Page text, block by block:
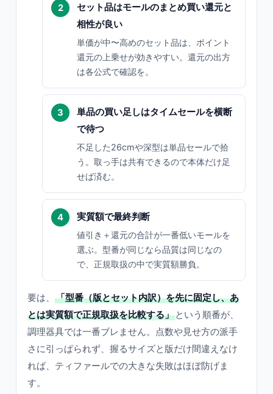
セット品はモールのまとめ買い還元と
相性が良い
単価が中〜高めのセット品は、ポイント
還元の上乗せが効きやすい。還元の出方
は各公式で確認を。
単品の買い足しはタイムセールを横断
で待つ
不足した26cmや深型は単品セールで拾
う。取っ手は共有できるので本体だけ足
せば済む。
実質額で最終判断
値引き＋還元の合計が一番低いモールを
選ぶ。型番が同じなら品質は同じなの
で、正規取扱の中で実質額勝負。
要は、
「型番（版とセット内訳）を先に固定し、あ
とは実質額で正規取扱を比較する」 という順番が、
調理器具では一番ブレません。点数や見せ方の派手
さに引っぱられず、握るサイズと版だけ間違えなけ
れば、ティファールでの大きな失敗はほぼ防げま
す。